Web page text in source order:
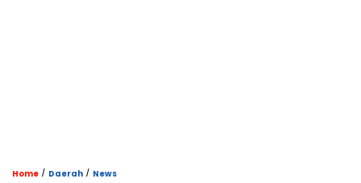
Home / Daerah / News